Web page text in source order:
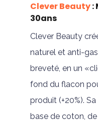
Clever Beauty:
30ans
Clever Beauty
naturel et anti-
breveté, en un
fond du flacon
produit (+20%).
base de coton,